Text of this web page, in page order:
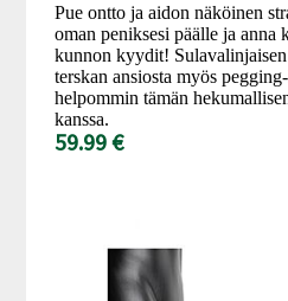
Pue ontto ja aidon näköinen
oman peniksesi päälle ja anna
kunnon kyydit!
terskan ansiosta myös
helpommin tämän
kanssa.
59.99 €